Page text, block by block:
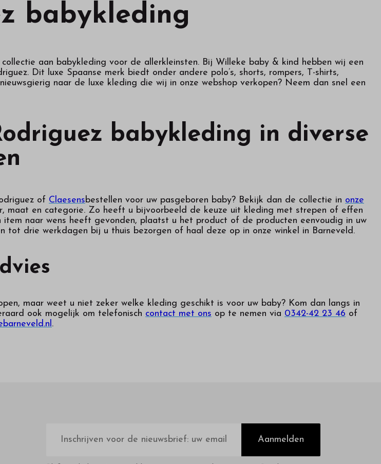
babykleding
aan babykleding voor de allerkleinsten. Bij Willeke baby & kind hebben wij een
Dit luxe Spaanse merk biedt onder andere polo’s, shorts, rompers, T-shirts,
naar de luxe kleding die wij in onze webshop verkopen? Neem dan snel een
babykleding in diverse
of Claesensbestellen voor uw pasgeboren baby? Bekijk dan de collectie in onze
maat en categorie. Zo heeft u bijvoorbeeld de keuze uit kleding met strepen of effen
naar wens heeft gevonden, plaatst u het product of de producten eenvoudig in uw
tot drie werkdagen bij u thuis bezorgen of haal deze op in onze winkel in Barneveld.
maar weet u niet zeker welke kleding geschikt is voor uw baby? Kom dan langs in
ook mogelijk om telefonisch contact met ons op te nemen via 0342-42 23 46 of
.
mailadres
Aanmelden